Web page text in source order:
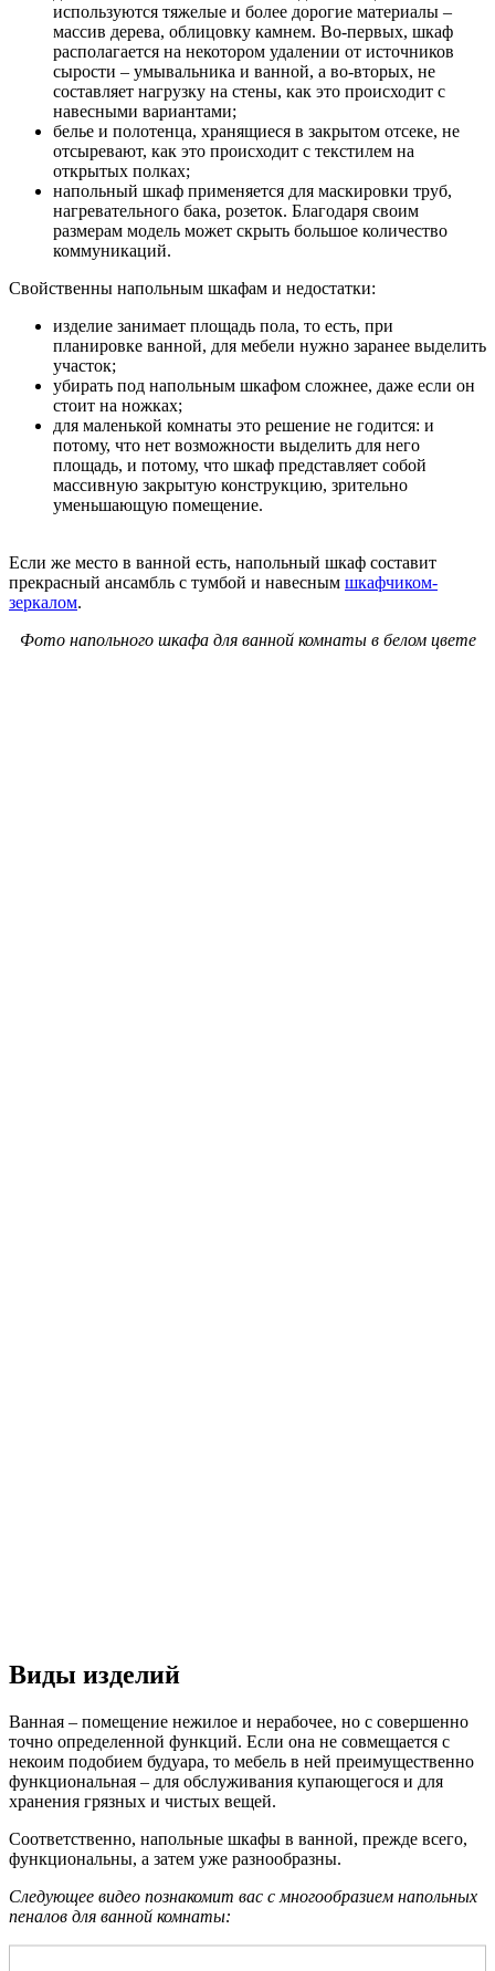
используются тяжелые и более дорогие материалы –
массив дерева, облицовку камнем. Во-первых, шкаф
располагается на некотором удалении от источников
сырости – умывальника и ванной, а во-вторых, не
составляет нагрузку на стены, как это происходит с
навесными вариантами;
белье и полотенца, хранящиеся в закрытом отсеке, не
отсыревают, как это происходит с текстилем на
открытых полках;
напольный шкаф применяется для маскировки труб,
нагревательного бака, розеток. Благодаря своим
размерам модель может скрыть большое количество
коммуникаций.
Свойственны напольным шкафам и недостатки:
изделие занимает площадь пола, то есть, при
планировке ванной, для мебели нужно заранее выделить
участок;
убирать под напольным шкафом сложнее, даже если он
стоит на ножках;
для маленькой комнаты это решение не годится: и
потому, что нет возможности выделить для него
площадь, и потому, что шкаф представляет собой
массивную закрытую конструкцию, зрительно
уменьшающую помещение.
Если же место в ванной есть, напольный шкаф составит
прекрасный ансамбль с тумбой и навесным шкафчиком-
зеркалом.
Фото напольного шкафа для ванной комнаты в белом цвете
Виды изделий
Ванная – помещение нежилое и нерабочее, но с совершенно
точно определенной функций. Если она не совмещается с
некоим подобием будуара, то мебель в ней преимущественно
функциональная – для обслуживания купающегося и для
хранения грязных и чистых вещей.
Соответственно, напольные шкафы в ванной, прежде всего,
функциональны, а затем уже разнообразны.
Следующее видео познакомит вас с многообразием напольных
пеналов для ванной комнаты: